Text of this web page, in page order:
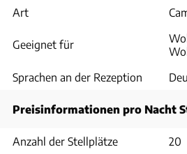
Art
Geeignet für
Sprachen an der Rezeption
Preisinformationen pro Nacht
Anzahl der Stellplätze
20